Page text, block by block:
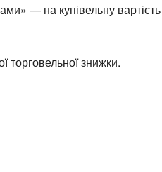
— на купівельну вартість
торговельної знижки.